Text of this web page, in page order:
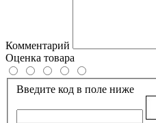
Комментарий
Оценка товара
Введите код в поле ниже